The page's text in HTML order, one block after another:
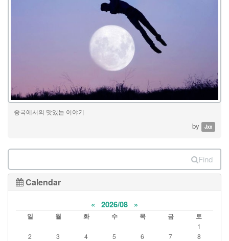
중국에서의 맛있는 이야기
by Jxx
Find
Calendar
« 2026/08 »
일 월 화 수 목 금 토
1
2
3 4 5 6 7 8